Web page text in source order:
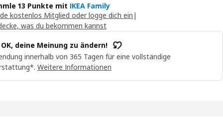
13 Punkte mit IKEA Family
kostenlos Mitglied oder logge dich ein |
was du bekommen kannst
deine Meinung zu ändern!
innerhalb von 365 Tagen für eine vollständige
Weitere Informationen